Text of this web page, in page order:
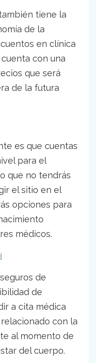
tiene la
de la
en clínica
con una
que será
de la futura
es que cuentas
para el
que no tendrás
el sitio en el
opciones para
médicos.
de
de
a cita médica
con la
al momento de
del cuerpo.